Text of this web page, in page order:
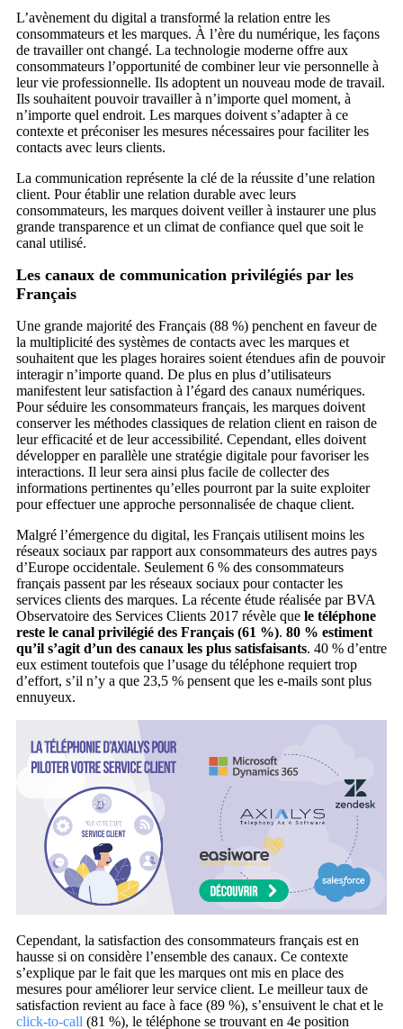
L’avènement du digital a transformé la relation entre les
consommateurs et les marques. À l’ère du numérique, les façons
de travailler ont changé. La technologie moderne offre aux
consommateurs l’opportunité de combiner leur vie personnelle à
leur vie professionnelle. Ils adoptent un nouveau mode de travail.
Ils souhaitent pouvoir travailler à n’importe quel moment, à
n’importe quel endroit. Les marques doivent s’adapter à ce
contexte et préconiser les mesures nécessaires pour faciliter les
contacts avec leurs clients.
La communication représente la clé de la réussite d’une relation
client. Pour établir une relation durable avec leurs
consommateurs, les marques doivent veiller à instaurer une plus
grande transparence et un climat de confiance quel que soit le
canal utilisé.
Les canaux de communication privilégiés par les
Français
Une grande majorité des Français (88 %) penchent en faveur de
la multiplicité des systèmes de contacts avec les marques et
souhaitent que les plages horaires soient étendues afin de pouvoir
interagir n’importe quand. De plus en plus d’utilisateurs
manifestent leur satisfaction à l’égard des canaux numériques.
Pour séduire les consommateurs français, les marques doivent
conserver les méthodes classiques de relation client en raison de
leur efficacité et de leur accessibilité. Cependant, elles doivent
développer en parallèle une stratégie digitale pour favoriser les
interactions. Il leur sera ainsi plus facile de collecter des
informations pertinentes qu’elles pourront par la suite exploiter
pour effectuer une approche personnalisée de chaque client.
Malgré l’émergence du digital, les Français utilisent moins les
réseaux sociaux par rapport aux consommateurs des autres pays
d’Europe occidentale. Seulement 6 % des consommateurs
français passent par les réseaux sociaux pour contacter les
services clients des marques. La récente étude réalisée par BVA
Observatoire des Services Clients 2017 révèle que le téléphone
reste le canal privilégié des Français (61 %). 80 % estiment
qu’il s’agit d’un des canaux les plus satisfaisants. 40 % d’entre
eux estiment toutefois que l’usage du téléphone requiert trop
d’effort, s’il n’y a que 23,5 % pensent que les e-mails sont plus
ennuyeux.
Cependant, la satisfaction des consommateurs français est en
hausse si on considère l’ensemble des canaux. Ce contexte
s’explique par le fait que les marques ont mis en place des
mesures pour améliorer leur service client. Le meilleur taux de
satisfaction revient au face à face (89 %), s’ensuivent le chat et le
click-to-call (81 %), le téléphone se trouvant en 4e position